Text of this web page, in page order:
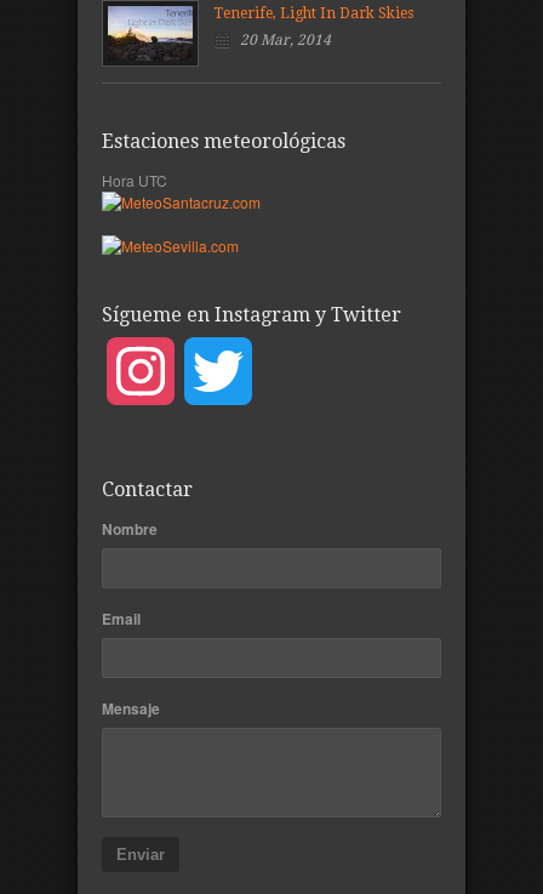
Tenerife, Light In Dark Skies
20 Mar, 2014
Estaciones meteorológicas
Hora UTC
Sígueme en Instagram y Twitter
Instagram
Contactar
Nombre
Email
Mensaje
Enviar